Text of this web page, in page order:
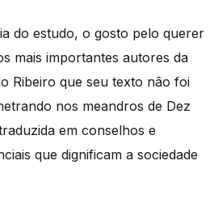
do estudo, o gosto pelo querer
mais importantes autores da
Ribeiro que seu texto não foi
nos meandros de Dez
em conselhos e
que dignificam a sociedade